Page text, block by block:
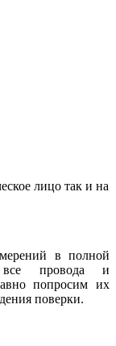
лицо так и на
в полной
все провода и
попросим их
поверки.